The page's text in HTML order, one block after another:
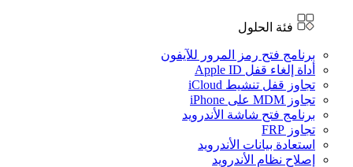
فئة الحلول
برنامج فتح رمز المرور للآيفون
أداة إلغاء قفل Apple ID
تجاوز قفل تنشيط iCloud
تجاوز MDM على iPhone
برنامج فتح شاشة الأندرويد
تجاوز FRP
استعادة بيانات الأندرويد
إصلاح نظام الأندرويد